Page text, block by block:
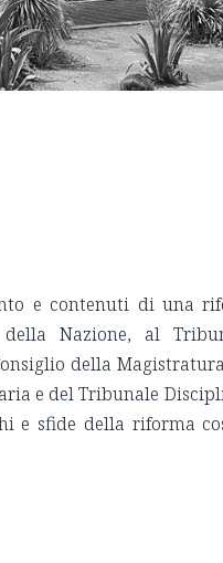
e contenuti di una
Nazione, al
della
e del Tribunale
e sfide della riforma